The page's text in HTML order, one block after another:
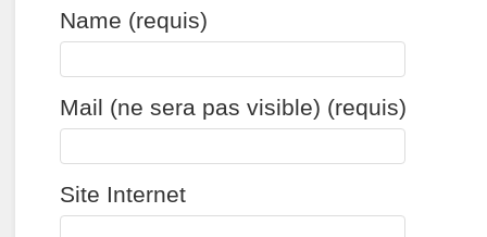
Name (requis)
Mail (ne sera pas visible) (requis)
Site Internet